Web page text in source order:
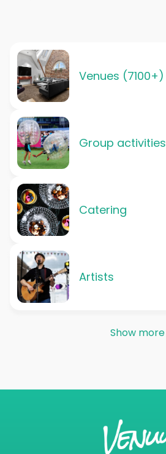
Venues (7100+)
Group activities
Catering
Artists
Show more